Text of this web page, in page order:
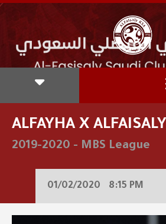
ALFAYHA X ALFAISALY
2019-2020 - MBS League
01/02/2020 8:15 PM